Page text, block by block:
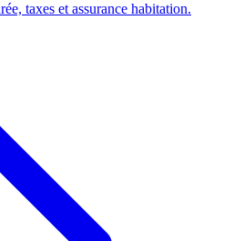
taxes et assurance habitation.